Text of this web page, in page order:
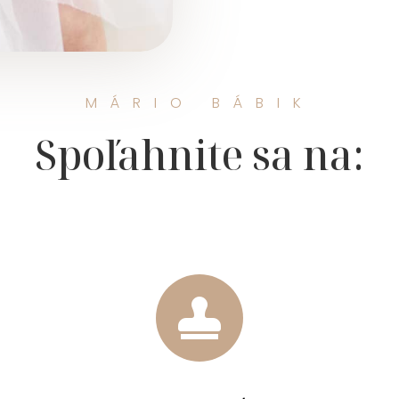
MÁRIO BÁBIK
Spoľahnite sa na:
